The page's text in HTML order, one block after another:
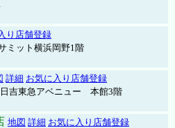
り店舗登録
ミット横浜岡野1階
詳細 お気に入り店舗登録
吉東急アベニュー 本館3階
地図 詳細 お気に入り店舗登録